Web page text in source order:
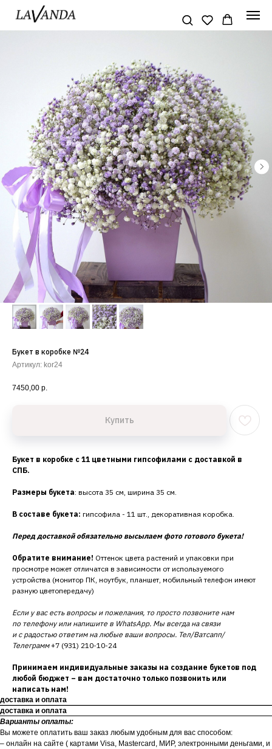
Букет в коробке №24
Артикул: kor24
7450,00 р.
Купить
Букет в коробке с 11 цветными гипсофилами с доставкой в
СПБ.
Размеры букета: высота 35 см, ширина 35 см.
В составе букета: гипсофила - 11 шт., декоративная коробка.
Перед доставкой обязательно высылаем фото готового букета!
Обратите внимание! Оттенок цвета растений и упаковки при
просмотре может отличатся в зависимости от используемого
устройства (монитор ПК, ноутбук, планшет, мобильный телефон имеют
разную цветопередачу)
Если у вас есть вопросы и пожелания, то просто позвоните нам
по телефону или напишите в WhatsApp. Мы всегда на связи
и с радостью ответим на любые ваши вопросы. Тел/Ватсапп/
Телеграмм+7 (931) 210-10-24
Принимаем индивидуальные заказы на создание букетов под
любой бюджет – вам достаточно только позвонить или
написать нам!
доставка и оплата
доставка и оплата
Варианты оплаты:
Вы можете оплатить ваш заказ любым удобным для вас способом:
– онлайн на сайте ( картами Visa, Mastercard, МИР, электронными деньгами, и